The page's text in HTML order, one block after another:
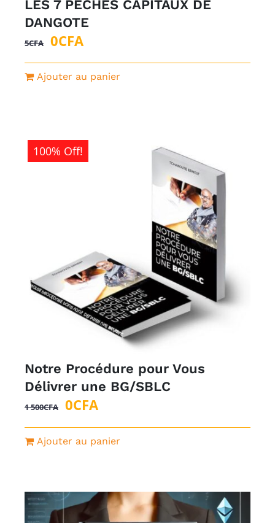
LES 7 PECHES CAPITAUX DE
DANGOTE
5CFA
Le
prix
initial
0CFALe
prix
actuel
Ajouter au panier
100% Off!
Notre Procédure pour Vous
Délivrer une BG/SBLC
1 500CFA
Le
prix
initial
500CFA.
0CFALe
prix
actuel
Ajouter au panier